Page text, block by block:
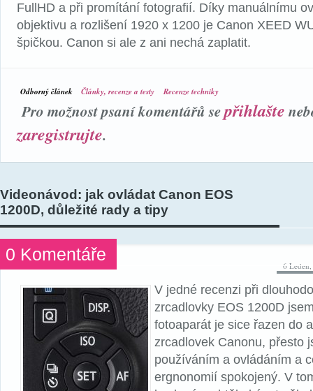
FullHD a při promítání fotografií. Díky manuálnímu
objektivu a rozlišení 1920 x 1200 je Canon XEED
špičkou. Canon si ale z ani nechá zaplatit.
Odborný článek Články, recenze a testy Recenze techniky
Pro možnost psaní komentářů sepřihlašte
zaregistrujte.
Videonávod: jak ovládat Canon EOS
1200D, důležité rady a tipy
6
0 Komentáře
V jedné recenzi při
zrcadlovky EOS 1200D
fotoaparát je sice řazen do
zrcadlovek Canonu, přesto
používáním a ovládáním a
ergnonomií spokojený. V